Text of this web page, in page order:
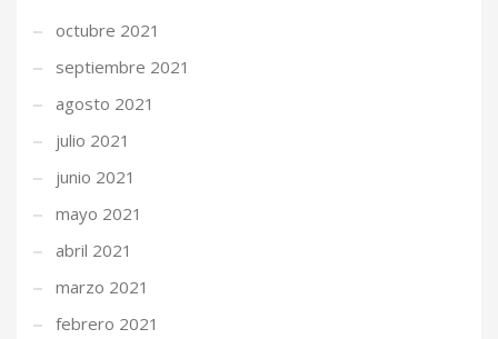
octubre 2021
septiembre 2021
agosto 2021
julio 2021
junio 2021
mayo 2021
abril 2021
marzo 2021
febrero 2021